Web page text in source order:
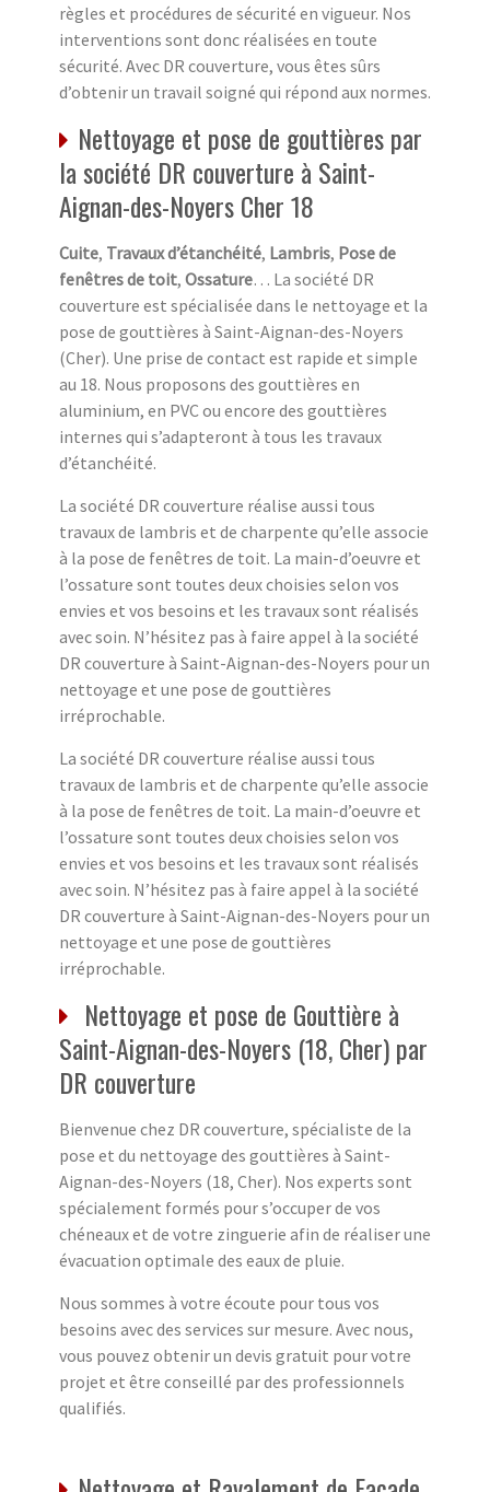
règles et procédures de sécurité en vigueur. Nos
interventions sont donc réalisées en toute
sécurité. Avec DR couverture, vous êtes sûrs
d’obtenir un travail soigné qui répond aux normes.
Nettoyage et pose de gouttières par
la société DR couverture à Saint-
Aignan-des-Noyers Cher 18
Cuite, Travaux d’étanchéité, Lambris, Pose de
fenêtres de toit, Ossature… La société DR
couverture est spécialisée dans le nettoyage et la
pose de gouttières à Saint-Aignan-des-Noyers
(Cher). Une prise de contact est rapide et simple
au 18. Nous proposons des gouttières en
aluminium, en PVC ou encore des gouttières
internes qui s’adapteront à tous les travaux
d’étanchéité.
La société DR couverture réalise aussi tous
travaux de lambris et de charpente qu’elle associe
à la pose de fenêtres de toit. La main-d’oeuvre et
l’ossature sont toutes deux choisies selon vos
envies et vos besoins et les travaux sont réalisés
avec soin. N’hésitez pas à faire appel à la société
DR couverture à Saint-Aignan-des-Noyers pour un
nettoyage et une pose de gouttières
irréprochable.
La société DR couverture réalise aussi tous
travaux de lambris et de charpente qu’elle associe
à la pose de fenêtres de toit. La main-d’oeuvre et
l’ossature sont toutes deux choisies selon vos
envies et vos besoins et les travaux sont réalisés
avec soin. N’hésitez pas à faire appel à la société
DR couverture à Saint-Aignan-des-Noyers pour un
nettoyage et une pose de gouttières
irréprochable.
Nettoyage et pose de Gouttière à
Saint-Aignan-des-Noyers (18, Cher) par
DR couverture
Bienvenue chez DR couverture, spécialiste de la
pose et du nettoyage des gouttières à Saint-
Aignan-des-Noyers (18, Cher). Nos experts sont
spécialement formés pour s’occuper de vos
chéneaux et de votre zinguerie afin de réaliser une
évacuation optimale des eaux de pluie.
Nous sommes à votre écoute pour tous vos
besoins avec des services sur mesure. Avec nous,
vous pouvez obtenir un devis gratuit pour votre
projet et être conseillé par des professionnels
qualifiés.